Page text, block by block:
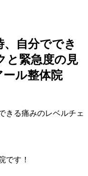
、自分ででき
と緊急度の見
ル整体院
です！